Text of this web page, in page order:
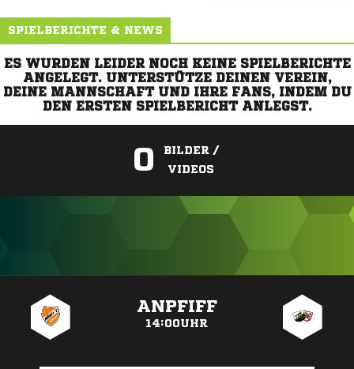
SPIELBERICHTE & NEWS
ES WURDEN LEIDER NOCH KEINE SPIELBERICHTE
ANGELEGT. UNTERSTÜTZE DEINEN VEREIN,
DEINE MANNSCHAFT UND IHRE FANS, INDEM DU
DEN ERSTEN SPIELBERICHT ANLEGST.
0
BILDER /
VIDEOS
ANPFIFF
14:00UHR